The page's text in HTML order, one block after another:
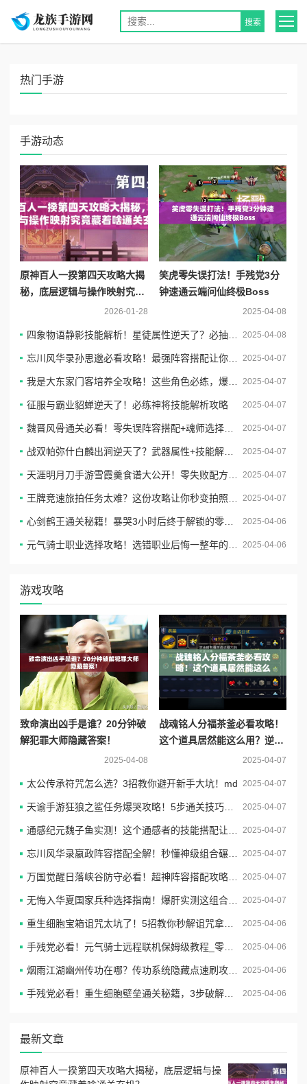
热门手游
手游动态
原神百人一揆第四天攻略大揭
秘，底层逻辑与操作映射究竟
2026-01-28
笑虎零失误打法！手残党3分
钟速通云端问仙终极Boss
2025-04-08
2025-04-08
四象物语静影技能解析！星徒属性逆天了？必抽阵容推荐
2025-04-07
忘川风华录孙思邈必看攻略！最强阵容搭配让你秒变大佬
2025-04-07
我是大东家门客培养全攻略！这些角色必练，爆肝实测最强阵容
2025-04-07
征服与霸业貂蝉逆天了！必练神将技能解析攻略
2025-04-07
魏晋风骨通关必看！零失误阵容搭配+魂师选择攻略
2025-04-07
战双帕弥什白麟出涧逆天了？武器属性+技能解析+共鸣搭配全指南
2025-04-07
天涯明月刀手游雪霞羹食谱大公开！零失败配方+隐藏食材攻略秒收藏
2025-04-07
王牌竞速旅拍任务太难？这份攻略让你秒变拍照达人！
2025-04-06
心剑鹤王通关秘籍！暴哭3小时后终于解锁的零失误操作
2025-04-06
元气骑士职业选择攻略！选错职业后悔一整年的爆哭血泪经验🔥
游戏攻略
致命演出凶手是谁？20分钟破
解犯罪大师隐藏答案！
2025-04-08
战魂铭人分福茶釜必看攻略！
这个道具居然能这么用？逆天
2025-04-07
2025-04-07
太公传承符咒怎么选？3招教你避开新手大坑！md
2025-04-07
天谕手游狂狼之鲨任务爆哭攻略！5步通关技巧+隐藏奖励全解析
2025-04-07
通感纪元魏子鱼实测！这个通感者的技能搭配让对手瞬间破防？必练攻略大公开
2025-04-07
忘川风华录嬴政阵容搭配全解！秒懂神级组合碾压全图攻略
2025-04-07
万国觉醒日落峡谷防守必看！超神阵容搭配攻略，手残也能抄作业
2025-04-07
无悔入华夏国家兵种选择指南！爆肝实测这组合闭眼入不翻车
2025-04-06
重生细胞宝箱诅咒太坑了！5招教你秒解诅咒拿大奖
2025-04-06
手残党必看！元气骑士远程联机保姆级教程_零基础轻松开黑不卡顿
2025-04-06
烟雨江湖幽州传功在哪？传功系统隐藏点速刷攻略！
2025-04-06
手残党必看！重生细胞壁垒通关秘籍，3步破解清怪顺序攻略
最新文章
原神百人一揆第四天攻略大揭秘，底层逻辑与操